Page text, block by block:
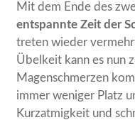
Mit dem Ende des
entspannte Zeit der
treten wieder
Übelkeit kann es nun
Magenschmerzen
immer weniger Platz
Kurzatmigkeit und